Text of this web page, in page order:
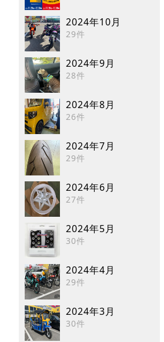
2024年10月
29件
2024年9月
28件
2024年8月
26件
2024年7月
29件
2024年6月
27件
2024年5月
30件
2024年4月
29件
2024年3月
30件